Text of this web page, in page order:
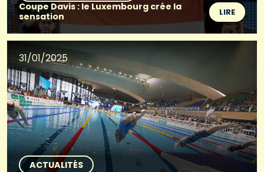
Coupe Davis : le Luxembourg crée la
sensation
LIRE
31/01/2025
ACTUALITÉS